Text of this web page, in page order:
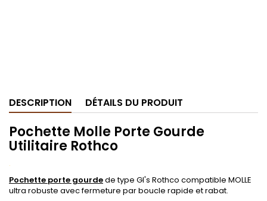
DESCRIPTION DÉTAILS DU PRODUIT
Pochette Molle Porte Gourde
Utilitaire Rothco
.
Pochette porte gourdede type GI's Rothco compatible MOLLE
ultra robuste avec fermeture par boucle rapide et rabat.